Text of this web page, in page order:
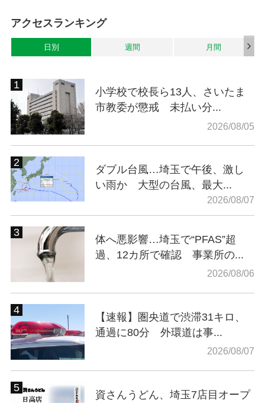
アクセスランキング
日別 週間 月間
小学校で校長ら13人、さいたま
市教委が懲戒 未払い分...
2026/08/05
ダブル台風…埼玉で午後、激し
い雨か 大型の台風、最大...
2026/08/07
体へ悪影響…埼玉で“PFAS”超
過、12カ所で確認 事業所の...
2026/08/06
【速報】圏央道で渋滞31キロ、
通過に80分 外環道は事...
2026/08/07
資さんうどん、埼玉7店目オープ